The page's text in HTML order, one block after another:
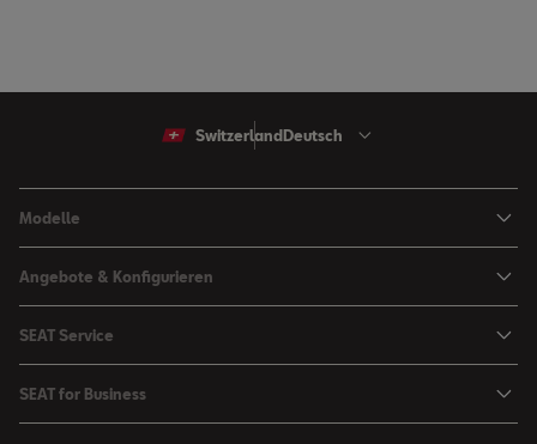
Switzerland Deutsch
Modelle
Ibiza
Leon Sportstourer
Leon
Ateca
Angebote & Konfigurieren
Angebote
Kataloge und Preislisten
SEAT Service
SEAT Service
SEAT for Business